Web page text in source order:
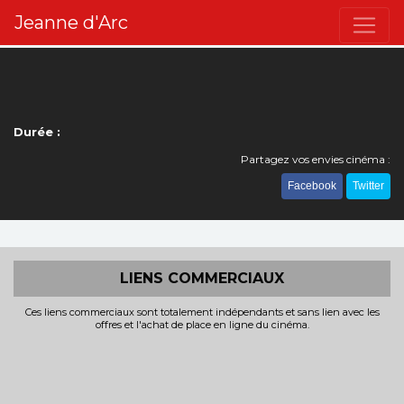
Jeanne d'Arc
Durée :
Partagez vos envies cinéma :
Facebook Twitter
LIENS COMMERCIAUX
Ces liens commerciaux sont totalement indépendants et sans lien avec les
offres et l'achat de place en ligne du cinéma.